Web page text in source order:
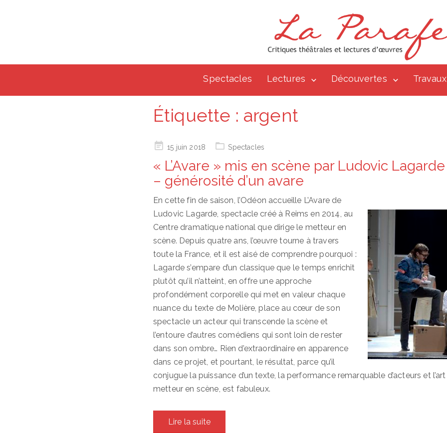
Spectacles Lectures Découvertes Travaux
Étiquette : argent
Posted15 juin 2018 Spectacles
« L’Avare » mis en scène par Ludovic Lagarde
– générosité d’un avare
En cette fin de saison, l’Odéon accueille L’Avare de
Ludovic Lagarde, spectacle créé à Reims en 2014, au
Centre dramatique national que dirige le metteur en
scène. Depuis quatre ans, l’œuvre tourne à travers
toute la France, et il est aisé de comprendre pourquoi :
Lagarde s’empare d’un classique que le temps enrichit
plutôt qu’il n’atteint, en offre une approche
profondément corporelle qui met en valeur chaque
nuance du texte de Molière, place au cœur de son
spectacle un acteur qui transcende la scène et
l’entoure d’autres comédiens qui sont loin de rester
dans son ombre… Rien d’extraordinaire en apparence
dans ce projet, et pourtant, le résultat, parce qu’il
conjugue la puissance d’un texte, la performance remarquable d’acteurs et l’art
metteur en scène, est fabuleux.
Lire la suite